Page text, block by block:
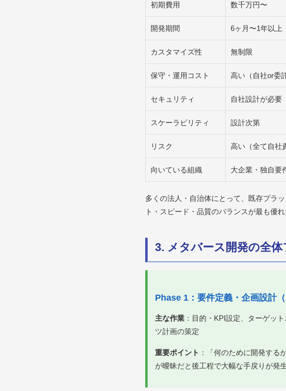
初期費用 数千万円〜
開発期間 6ヶ月〜1年以上
カスタマイズ性 無制限
保守・運用コスト 高い（自社or委
セキュリティ 自社設計が必要
スケーラビリティ 設計次第
リスク 高い（全て自社
向いている組織 大企業・独自要
多くの法人・自治体にとって、既存プラ
ト・スピード・品質のバランスが最も優れ
3. メタバース開発の全体
Phase 1：要件定義・企画設計（
主な作業 ：目的・KPI設定、ターゲッ
ツ計画の策定
重要ポイント ：「何のために開発する
が曖昧だと後工程で大幅な手戻りが発